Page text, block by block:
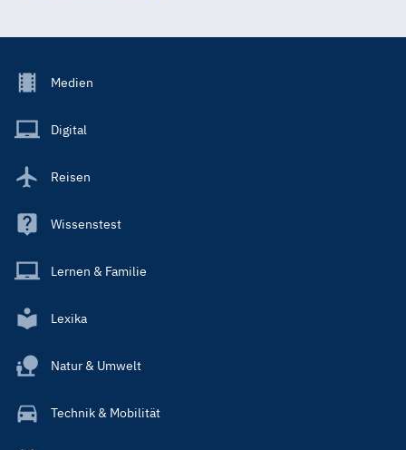
Footer
Main
Medien
Digital
Reisen
Wissenstest
Lernen & Familie
Lexika
Natur & Umwelt
Technik & Mobilität